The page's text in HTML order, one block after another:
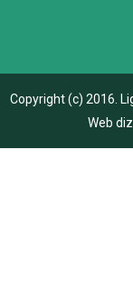
Copyright (c) 2016.
Web